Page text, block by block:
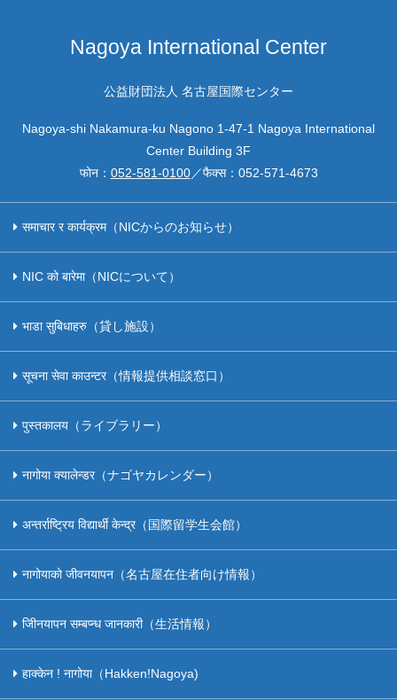
Nagoya International Center
公益財団法人 名古屋国際センター
Nagoya-shi Nakamura-ku Nagono 1-47-1 Nagoya International
Center Building 3F
फोन： 052-581-0100／फैक्स： 052-571-4673
समाचार र कार्यक्रम（NICからのお知らせ）
NIC को बारेमा（NICについて）
भाडा सुबिधाहरु（貸し施設）
सूचना सेवा काउन्टर（情報提供相談窓口）
पुस्तकालय（ライブラリー）
नागोया क्यालेन्डर（ナゴヤカレンダー）
अन्तर्राष्ट्रिय विद्यार्थी केन्द्र（国際留学生会館）
नागोयाको जीवनयापन（名古屋在住者向け情報）
जीिनयापन सम्बप्न्ध जानकारी（生活情報）
हाक्केन ! नागोया（Hakken!Nagoya)